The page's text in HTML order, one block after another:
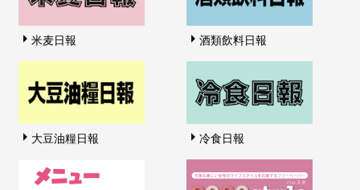
米麦日報 酒類飲料日報
大豆油糧日報 冷食日報